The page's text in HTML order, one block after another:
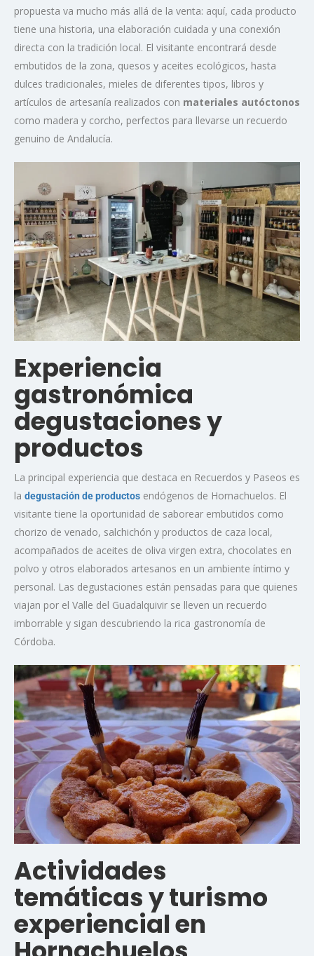
propuesta va mucho más allá de la venta: aquí, cada producto
tiene una historia, una elaboración cuidada y una conexión
directa con la tradición local. El visitante encontrará desde
embutidos de la zona, quesos y aceites ecológicos, hasta
dulces tradicionales, mieles de diferentes tipos, libros y
artículos de artesanía realizados con materiales autóctonos
como madera y corcho, perfectos para llevarse un recuerdo
genuino de Andalucía.
Experiencia
gastronómica
degustaciones y
productos
La principal experiencia que destaca en Recuerdos y Paseos es
la degustación de productos endógenos de Hornachuelos. El
visitante tiene la oportunidad de saborear embutidos como
chorizo de venado, salchichón y productos de caza local,
acompañados de aceites de oliva virgen extra, chocolates en
polvo y otros elaborados artesanos en un ambiente íntimo y
personal. Las degustaciones están pensadas para que quienes
viajan por el Valle del Guadalquivir se lleven un recuerdo
imborrable y sigan descubriendo la rica gastronomía de
Córdoba.
Actividades
temáticas y turismo
experiencial en